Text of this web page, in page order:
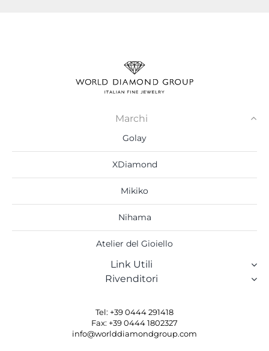
Marchi
Golay
XDiamond
Mikiko
Nihama
Atelier del Gioiello
Link Utili
Rivenditori
Tel: +39 0444 291418
Fax: +39 0444 1802327
info@worlddiamondgroup.com